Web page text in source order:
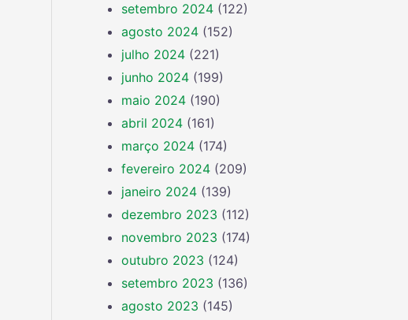
setembro 2024 (122)
agosto 2024 (152)
julho 2024 (221)
junho 2024 (199)
maio 2024 (190)
abril 2024 (161)
março 2024 (174)
fevereiro 2024 (209)
janeiro 2024 (139)
dezembro 2023 (112)
novembro 2023 (174)
outubro 2023 (124)
setembro 2023 (136)
agosto 2023 (145)